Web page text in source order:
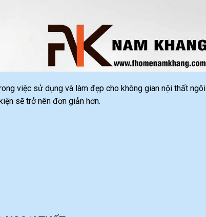
việc sử dụng và làm đẹp cho không gian nội thất ngôi
sẽ trở nên đơn giản hơn.